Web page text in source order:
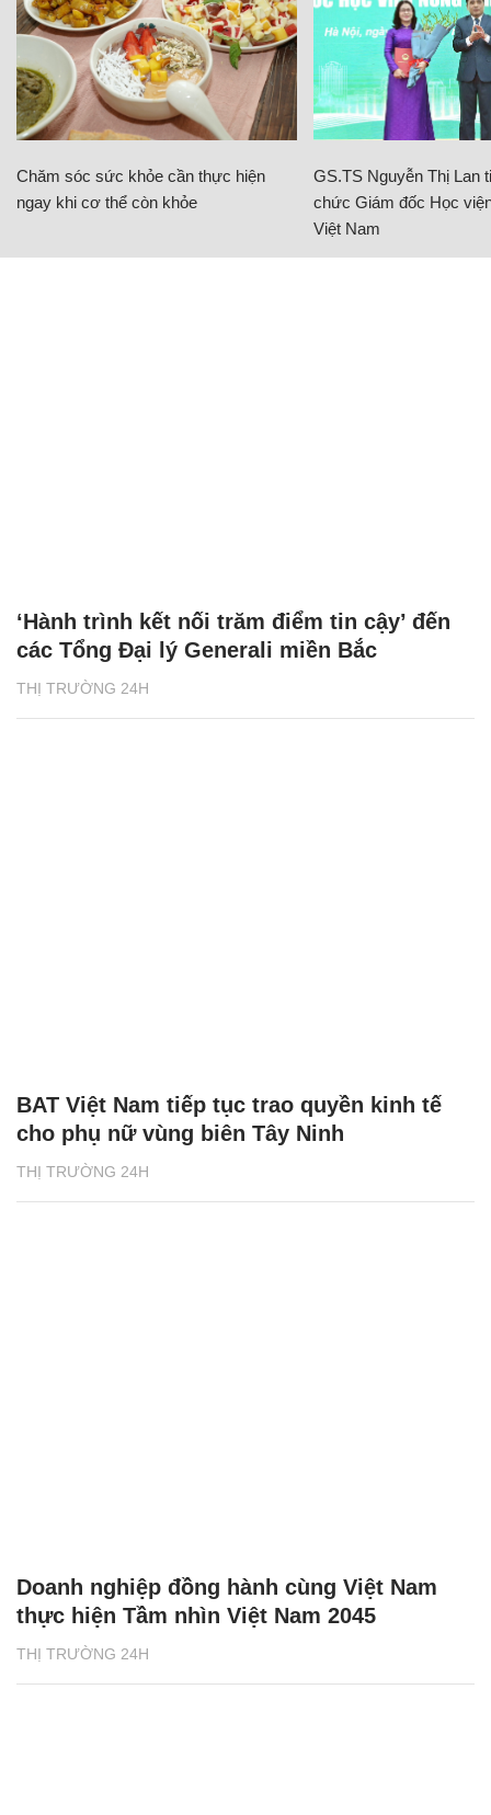
Chăm sóc sức khỏe cần thực hiện
ngay khi cơ thể còn khỏe
GS.TS Nguyễn Thị Lan
chức Giám đốc Học
Việt Nam
THỊ TRƯỜNG 24H
‘Hành trình kết nối trăm điểm tin cậy’ đến
các Tổng Đại lý Generali miền Bắc
THỊ TRƯỜNG 24H
BAT Việt Nam tiếp tục trao quyền kinh tế
cho phụ nữ vùng biên Tây Ninh
THỊ TRƯỜNG 24H
Doanh nghiệp đồng hành cùng Việt Nam
thực hiện Tầm nhìn Việt Nam 2045